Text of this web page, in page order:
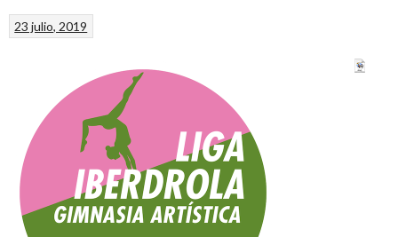
23 julio, 2019